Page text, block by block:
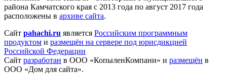
района Камчатского края с 2013 года по август 2017 года
расположены в архиве сайта.
Сайт pahachi.ru является Российским программным
продуктом и размещён на сервере под юрисдикцией
Российской Федерации
Сайт разработан в ООО «КопыленКомпани» и размещён в
ООО «Дом для сайта».